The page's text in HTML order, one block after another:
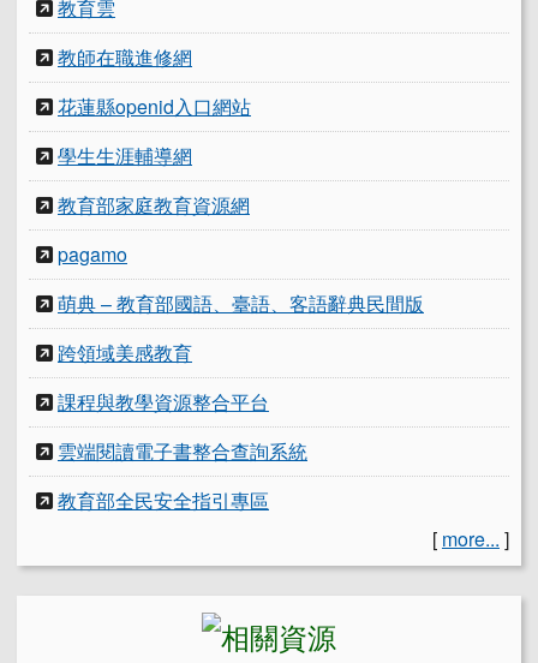
教育雲
教師在職進修網
花蓮縣openid入口網站
學生生涯輔導網
教育部家庭教育資源網
pagamo
萌典 – 教育部國語、臺語、客語辭典民間版
跨領域美感教育
課程與教學資源整合平台
雲端閱讀電子書整合查詢系統
教育部全民安全指引專區
[ more... ]